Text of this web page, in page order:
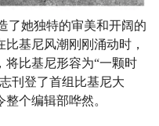
了她独特的审美和开阔的
基尼风潮刚刚涌动时，
将比基尼形容为“一颗时
刊登了首组比基尼大
个编辑部哗然。